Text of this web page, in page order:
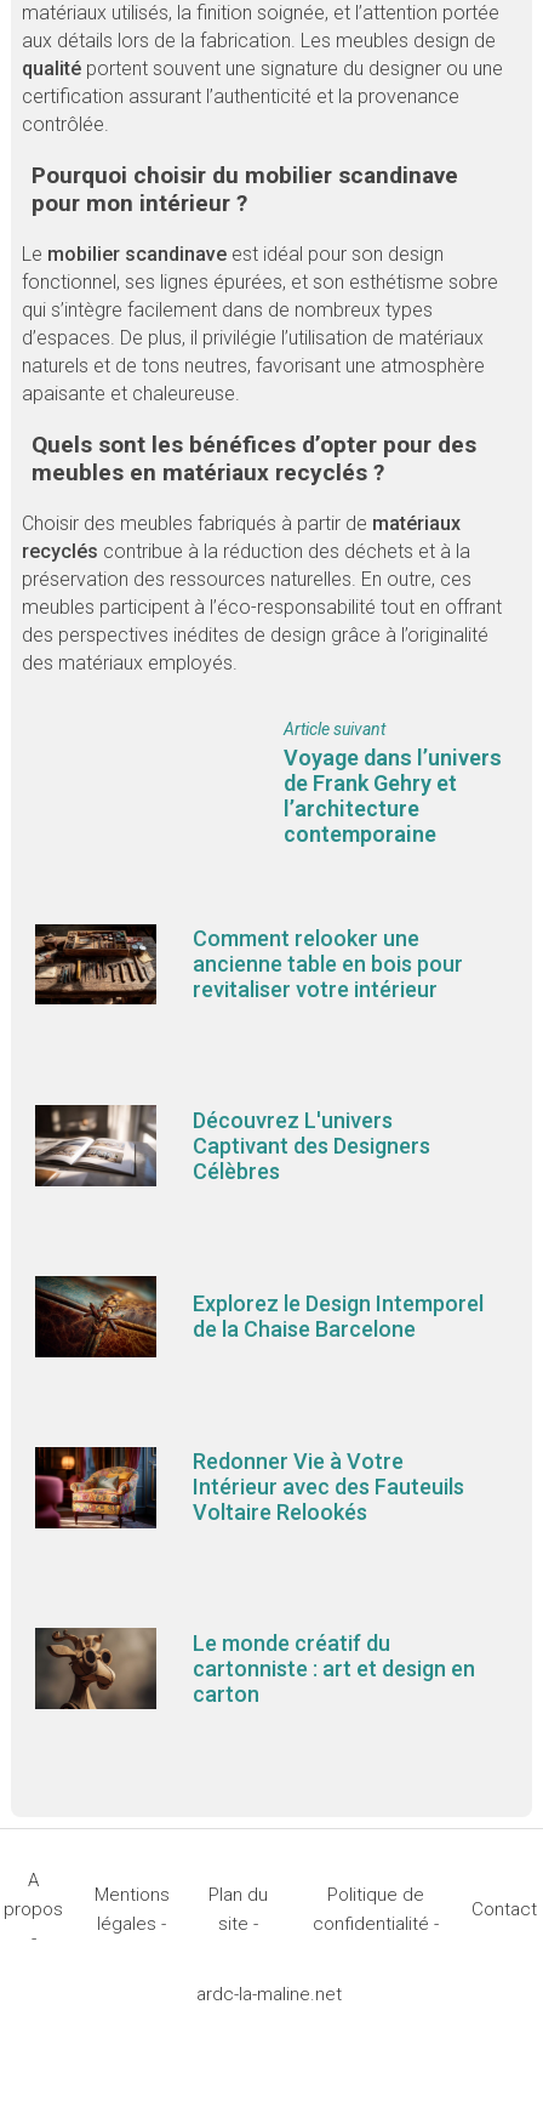
matériaux utilisés, la finition soignée, et l’attention portée
aux détails lors de la fabrication. Les meubles design de
qualitéportent souvent une signature du designer ou une
certification assurant l’authenticité et la provenance
contrôlée.
Pourquoi choisir du mobilier scandinave
pour mon intérieur ?
Le mobilier scandinaveest idéal pour son design
fonctionnel, ses lignes épurées, et son esthétisme sobre
qui s’intègre facilement dans de nombreux types
d’espaces. De plus, il privilégie l’utilisation de matériaux
naturels et de tons neutres, favorisant une atmosphère
apaisante et chaleureuse.
Quels sont les bénéfices d’opter pour des
meubles en matériaux recyclés ?
Choisir des meubles fabriqués à partir de matériaux
recyclés contribue à la réduction des déchets et à la
préservation des ressources naturelles. En outre, ces
meubles participent à l’éco-responsabilité tout en offrant
des perspectives inédites de design grâce à l’originalité
des matériaux employés.
Article suivant
Voyage dans l’univers
de Frank Gehry et
l’architecture
contemporaine
Comment relooker une
ancienne table en bois pour
revitaliser votre intérieur
Découvrez L'univers
Captivant des Designers
Célèbres
Explorez le Design Intemporel
de la Chaise Barcelone
Redonner Vie à Votre
Intérieur avec des Fauteuils
Voltaire Relookés
Le monde créatif du
cartonniste : art et design en
carton
A
propos
-
Mentions
légales -
Plan du
site -
Politique de
confidentialité -
Contact
ardc-la-maline.net